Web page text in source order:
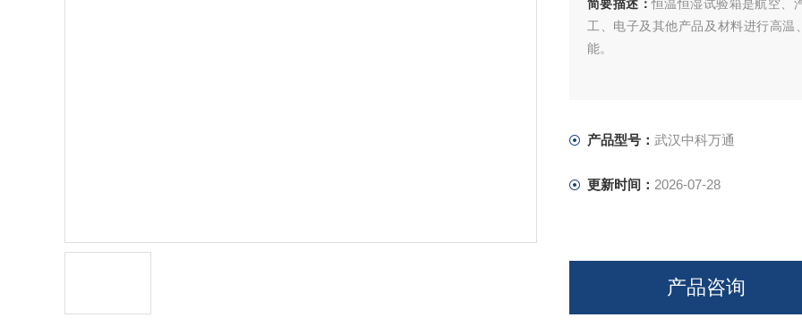
简要描述：恒温恒湿试验箱是航空、
工、电子及其他产品及材料进行高
能。
产品型号： 武汉中科万通
更新时间： 2026-07-28
产品咨询